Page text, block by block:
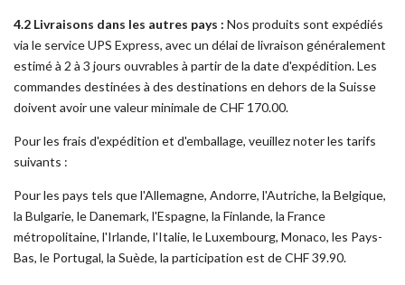
4.2 Livraisons dans les autres pays : Nos produits sont expédiés
via le service UPS Express, avec un délai de livraison généralement
estimé à 2 à 3 jours ouvrables à partir de la date d'expédition. Les
commandes destinées à des destinations en dehors de la Suisse
doivent avoir une valeur minimale de CHF 170.00.
Pour les frais d'expédition et d'emballage, veuillez noter les tarifs
suivants :
Pour les pays tels que l'Allemagne, Andorre, l'Autriche, la Belgique,
la Bulgarie, le Danemark, l'Espagne, la Finlande, la France
métropolitaine, l'Irlande, l'Italie, le Luxembourg, Monaco, les Pays-
Bas, le Portugal, la Suède, la participation est de CHF 39.90.